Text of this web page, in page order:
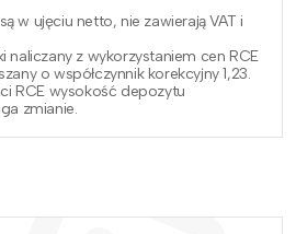
w ujęciu netto, nie zawierają VAT i
z wykorzystaniem cen RCE
o współczynnik korekcyjny 1,23.
RCE wysokość depozytu
zmianie.